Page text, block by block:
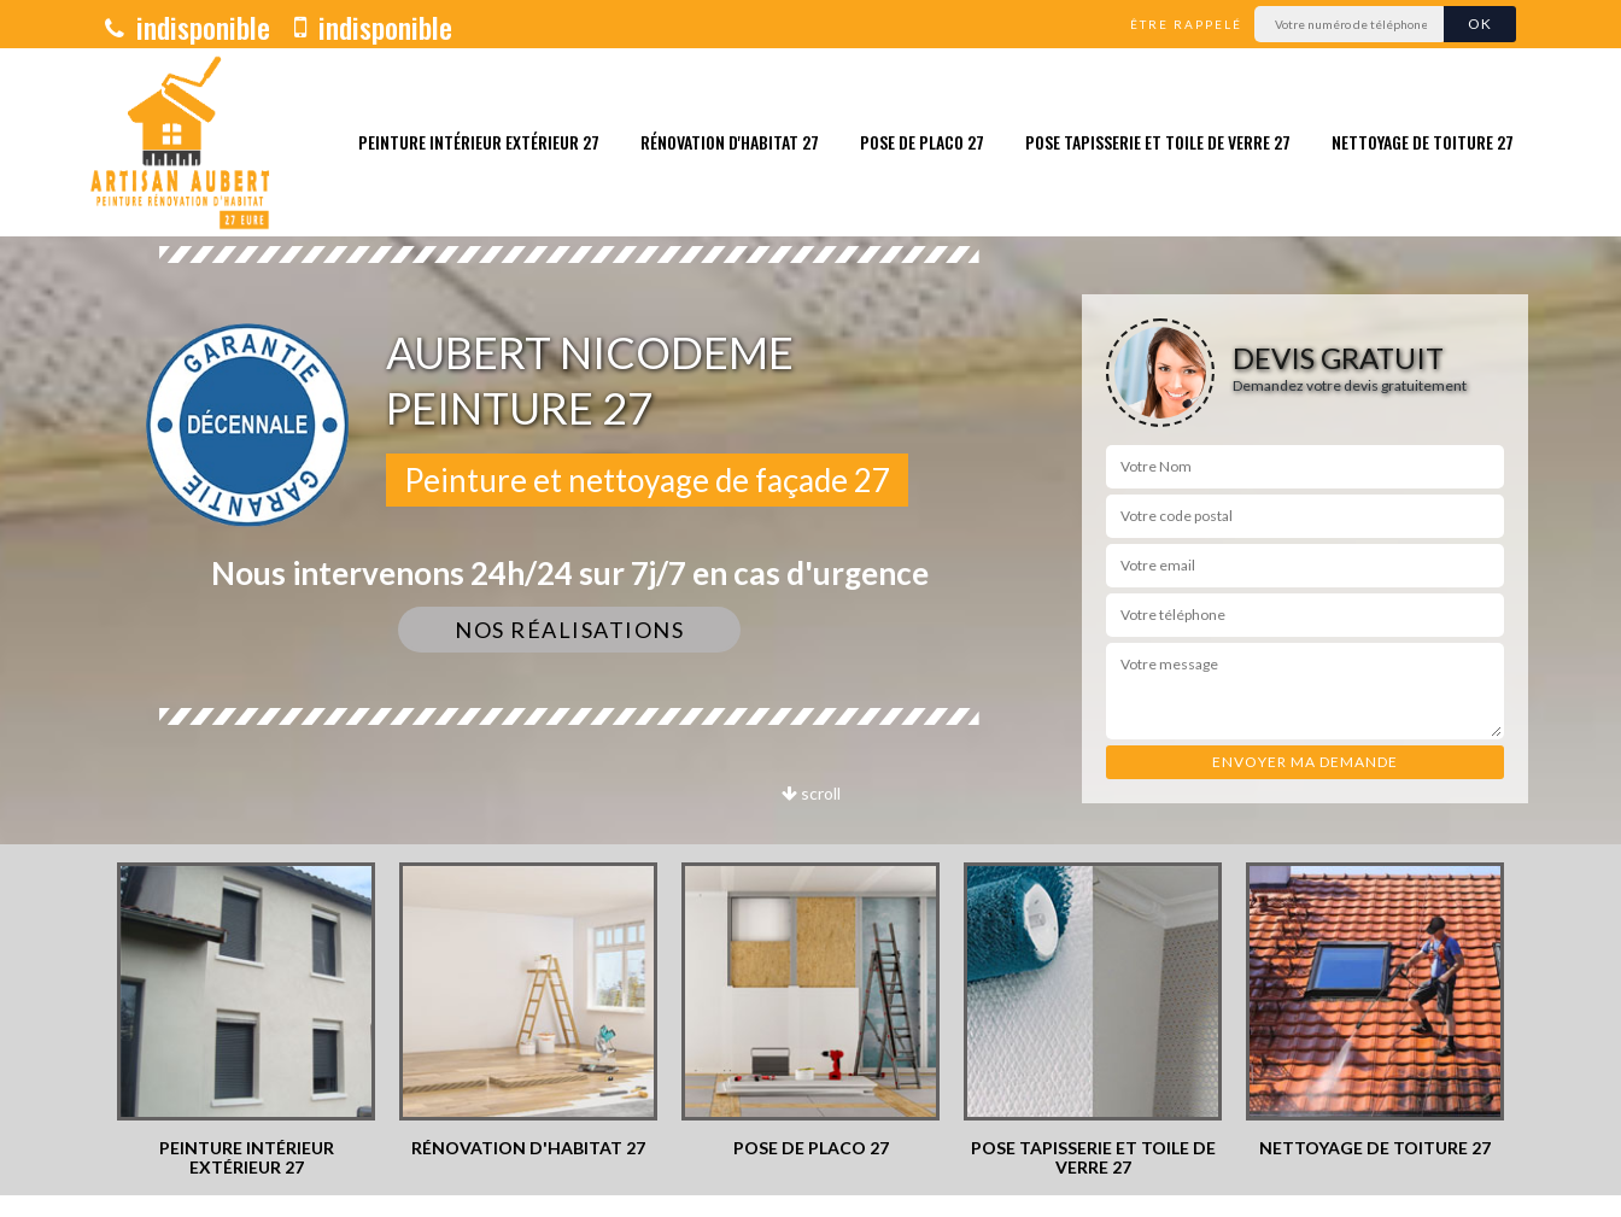
indisponible indisponible ÊTRE RAPPELÉ
PEINTURE INTÉRIEUR EXTÉRIEUR 27 RÉNOVATION D'HABITAT 27 POSE DE PLACO 27 POSE TAPISSERIE ET TOILE DE VERRE 27 NETTOYAGE DE TOITURE 27
scroll
AUBERT NICODEME
PEINTURE 27
Peinture et nettoyage de façade 27
Nous intervenons 24h/24 sur 7j/7 en cas d'urgence
NOS RÉALISATIONS
DEVIS GRATUIT
Demandez votre devis gratuitement
PEINTURE INTÉRIEUR
EXTÉRIEUR 27
RÉNOVATION D'HABITAT 27 POSE DE PLACO 27
POSE TAPISSERIE ET TOILE DE
VERRE 27
NETTOYAGE DE TOITURE 27